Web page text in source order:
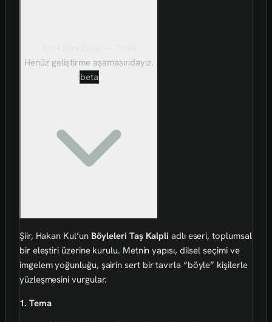
Henüz geliştirme aşamasındayız.
beta
Şiir, Hakan Kul’un Böyleleri Taş Kalpli adlı eseri, toplumsal
bir eleştiri üzerine kurulu. Metnin yapısı, dilsel seçimi ve
imgelem yoğunluğu, şairin sert bir tavırla “böyle” kişilerle
yüzleşmesini vurgular.
1. Tema